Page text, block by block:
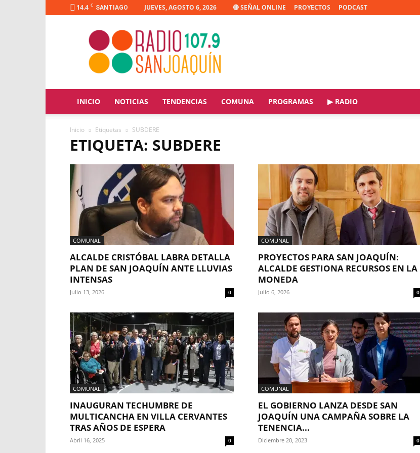
14.4 C SANTIAGO JUEVES, AGOSTO 6, 2026 🔴 SEÑAL ONLINE PROYECTOS PODCAST
Radio
Joaquín
INICIO NOTICIAS TENDENCIAS COMUNA PROGRAMAS ▶ RADIO
Inicio Etiquetas SUBDERE
ETIQUETA: SUBDERE
COMUNAL
ALCALDE CRISTÓBAL LABRA DETALLA
PLAN DE SAN JOAQUÍN ANTE LLUVIAS
INTENSAS
Julio 13, 2026 0
COMUNAL
PROYECTOS PARA SAN JOAQUÍN:
ALCALDE GESTIONA RECURSOS EN LA
MONEDA
Julio 6, 2026 0
COMUNAL
INAUGURAN TECHUMBRE DE
MULTICANCHA EN VILLA CERVANTES
TRAS AÑOS DE ESPERA
Abril 16, 2025 0
COMUNAL
EL GOBIERNO LANZA DESDE SAN
JOAQUÍN UNA CAMPAÑA SOBRE LA
TENENCIA...
Diciembre 20, 2023 0